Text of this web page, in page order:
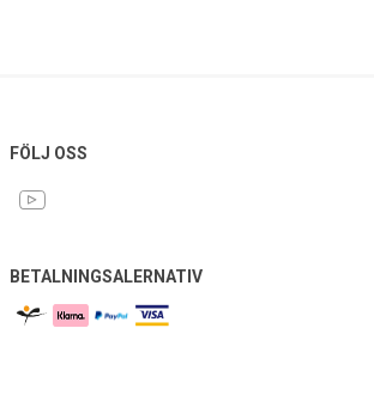
FÖLJ OSS
BETALNINGSALERNATIV